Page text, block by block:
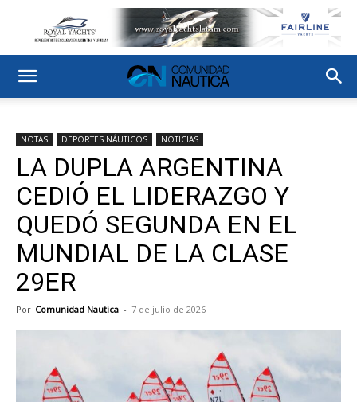
NOTAS DEPORTES NÁUTICOS NOTICIAS
LA DUPLA ARGENTINA
CEDIÓ EL LIDERAZGO Y
QUEDÓ SEGUNDA EN EL
MUNDIAL DE LA CLASE
29ER
Por Comunidad Nautica - 7 de julio de 2026